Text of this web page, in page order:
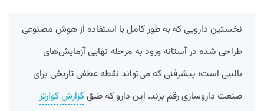
نخستین دارویی که به طور کامل با استفاده از هوش مصنوعی
طراحی شده در آستانه ورود به مرحله نهایی آزمایش‌های
بالینی است؛ پیشرفتی که می‌تواند نقطه عطفی تاریخی برای
صنعت داروسازی رقم بزند. این دارو که طبقگزارش کوارتز